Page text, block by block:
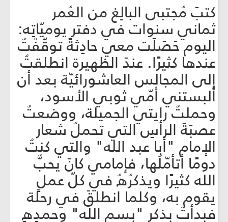
كتبَ مُجتبى البالِغ من العُمر
ثماني سنوات في دفتر يوميّاتِه:
اليوم حَصَلَت معي حادِثةً توقّفْتُ
عندها كثيرًا. عندَ الظهيرة انطلقتُ
إلى المجالس العاشورائيّة بعد أن
ألبستني أمّي ثوبي الأسود،
وحملتُ رايتي الجميلة، ووضعتُ
عصبَةَ الرأسِ التي تحملُ شعار
الإمام "أبا عبد الله" والتي كنتُ
دومًا أتأمّلُها، فإمامي كانَ يحبُّ
الله كثيرًا ويذكرُهُ في كلّ عملٍ
يقوم به، وكلما انطلقَ في رحلة
فبدأتُ بذكرِ "بسم الله" وحمدِهِ